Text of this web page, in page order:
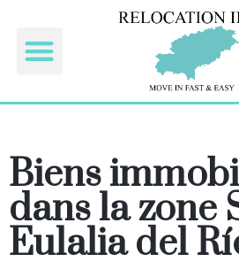
Biens
dans la zone
Eulalia del